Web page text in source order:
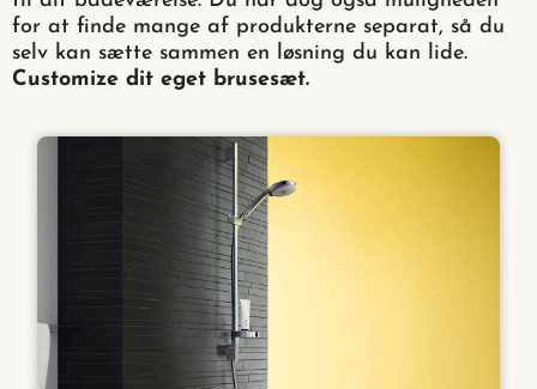
for at finde mange af produkterne separat, så du
selv kan sætte sammen en løsning du kan lide.
Customize dit eget brusesæt.